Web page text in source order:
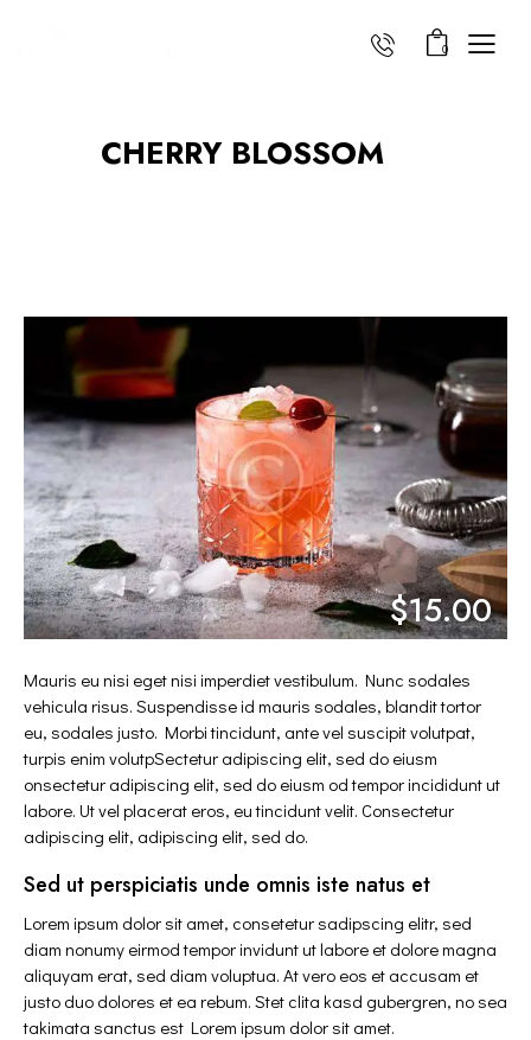
0
CHERRY BLOSSOM
$15.00
Mauris eu nisi eget nisi imperdiet vestibulum. Nunc sodales
vehicula risus. Suspendisse id mauris sodales, blandit tortor
eu, sodales justo. Morbi tincidunt, ante vel suscipit volutpat,
turpis enim volutpSectetur adipiscing elit, sed do eiusm
onsectetur adipiscing elit, sed do eiusm od tempor incididunt ut
labore. Ut vel placerat eros, eu tincidunt velit. Consectetur
adipiscing elit, adipiscing elit, sed do.
Sed ut perspiciatis unde omnis iste natus et
Lorem ipsum dolor sit amet, consetetur sadipscing elitr, sed
diam nonumy eirmod tempor invidunt ut labore et dolore magna
aliquyam erat, sed diam voluptua. At vero eos et accusam et
justo duo dolores et ea rebum. Stet clita kasd gubergren, no sea
takimata sanctus est Lorem ipsum dolor sit amet.